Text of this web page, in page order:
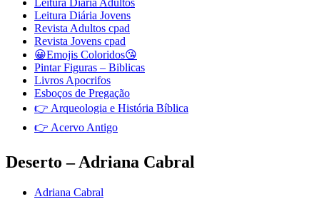
Leitura Diária Adultos
Leitura Diária Jovens
Revista Adultos cpad
Revista Jovens cpad
😀Emojis Coloridos😘
Pintar Figuras – Biblicas
Livros Apocrifos
Esboços de Pregação
👉 Arqueologia e História Bíblica
👉 Acervo Antigo
Deserto – Adriana Cabral
Adriana Cabral